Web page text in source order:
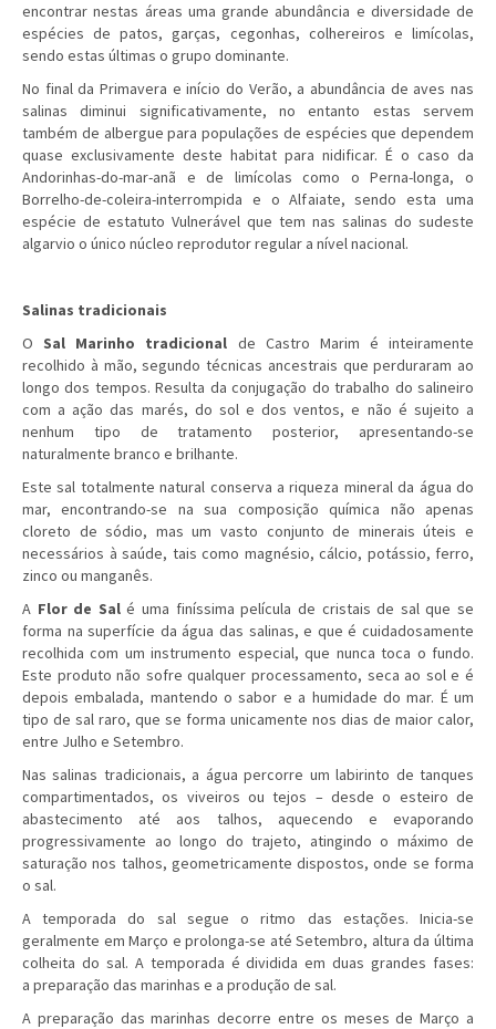
encontrar nestas áreas uma grande abundância e diversidade de
espécies de patos, garças, cegonhas, colhereiros e limícolas,
sendo estas últimas o grupo dominante.
No final da Primavera e início do Verão, a abundância de aves nas
salinas diminui significativamente, no entanto estas servem
também de albergue para populações de espécies que dependem
quase exclusivamente deste habitat para nidificar. É o caso da
Andorinhas-do-mar-anã e de limícolas como o Perna-longa, o
Borrelho-de-coleira-interrompida e o Alfaiate, sendo esta uma
espécie de estatuto Vulnerável que tem nas salinas do sudeste
algarvio o único núcleo reprodutor regular a nível nacional.
Salinas tradicionais
O Sal Marinho tradicional de Castro Marim é inteiramente
recolhido à mão, segundo técnicas ancestrais que perduraram ao
longo dos tempos. Resulta da conjugação do trabalho do salineiro
com a ação das marés, do sol e dos ventos, e não é sujeito a
nenhum tipo de tratamento posterior, apresentando-se
naturalmente branco e brilhante.
Este sal totalmente natural conserva a riqueza mineral da água do
mar, encontrando-se na sua composição química não apenas
cloreto de sódio, mas um vasto conjunto de minerais úteis e
necessários à saúde, tais como magnésio, cálcio, potássio, ferro,
zinco ou manganês.
A Flor de Salé uma finíssima película de cristais de sal que se
forma na superfície da água das salinas, e que é cuidadosamente
recolhida com um instrumento especial, que nunca toca o fundo.
Este produto não sofre qualquer processamento, seca ao sol e é
depois embalada, mantendo o sabor e a humidade do mar. É um
tipo de sal raro, que se forma unicamente nos dias de maior calor,
entre Julho e Setembro.
Nas salinas tradicionais, a água percorre um labirinto de tanques
compartimentados, os viveiros ou tejos – desde o esteiro de
abastecimento até aos talhos, aquecendo e evaporando
progressivamente ao longo do trajeto, atingindo o máximo de
saturação nos talhos, geometricamente dispostos, onde se forma
o sal.
A temporada do sal segue o ritmo das estações. Inicia-se
geralmente em Março e prolonga-se até Setembro, altura da última
colheita do sal. A temporada é dividida em duas grandes fases:
a preparação das marinhas e a produção de sal.
A preparação das marinhas decorre entre os meses de Março a